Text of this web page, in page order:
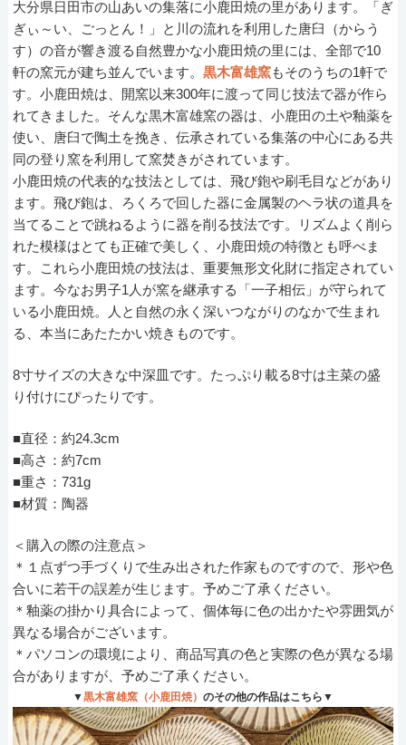
大分県日田市の山あいの集落に小鹿田焼の里があります。「ぎ
ぎぃ～い、ごっとん！」と川の流れを利用した唐臼（からう
す）の音が響き渡る自然豊かな小鹿田焼の里には、全部で10
軒の窯元が建ち並んでいます。 黒木富雄窯もそのうちの1軒で
す。小鹿田焼は、開窯以来300年に渡って同じ技法で器が作ら
れてきました。そんな黒木富雄窯の器は、小鹿田の土や釉薬を
使い、唐臼で陶土を挽き、伝承されている集落の中心にある共
同の登り窯を利用して窯焚きがされています。
小鹿田焼の代表的な技法としては、飛び鉋や刷毛目などがあり
ます。飛び鉋は、ろくろで回した器に金属製のヘラ状の道具を
当てることで跳ねるように器を削る技法です。リズムよく削ら
れた模様はとても正確で美しく、小鹿田焼の特徴とも呼べま
す。これら小鹿田焼の技法は、重要無形文化財に指定されてい
ます。今なお男子1人が窯を継承する「一子相伝」が守られて
いる小鹿田焼。人と自然の永く深いつながりのなかで生まれ
る、本当にあたたかい焼きものです。
8寸サイズの大きな中深皿です。たっぷり載る8寸は主菜の盛
り付けにぴったりです。
■直径：約24.3cm
■高さ：約7cm
■重さ：731g
■材質：陶器
＜購入の際の注意点＞
＊１点ずつ手づくりで生み出された作家ものですので、形や色
合いに若干の誤差が生じます。予めご了承ください。
＊釉薬の掛かり具合によって、個体毎に色の出かたや雰囲気が
異なる場合がございます。
＊パソコンの環境により、商品写真の色と実際の色が異なる場
合がありますが、予めご了承ください。
▼黒木富雄窯（小鹿田焼） のその他の作品はこちら▼